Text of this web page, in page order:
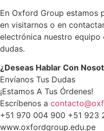
En Oxford Group estamos
en visitarnos o en
electrónica nuestro
dudas.
¿Deseas Hablar Con
Envíanos Tus Dudas
¡Estamos A Tus Órdenes!
Escríbenos a
+51 970 004 900 +51 923
www.oxfordgroup.edu.pe